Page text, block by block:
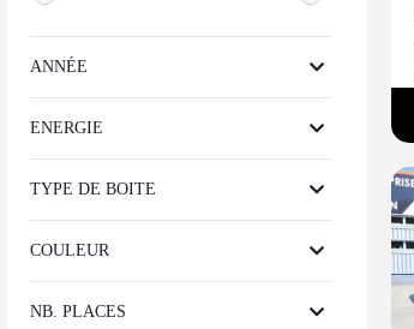
ANNÉE
ENERGIE
TYPE DE BOITE
COULEUR
NB. PLACES